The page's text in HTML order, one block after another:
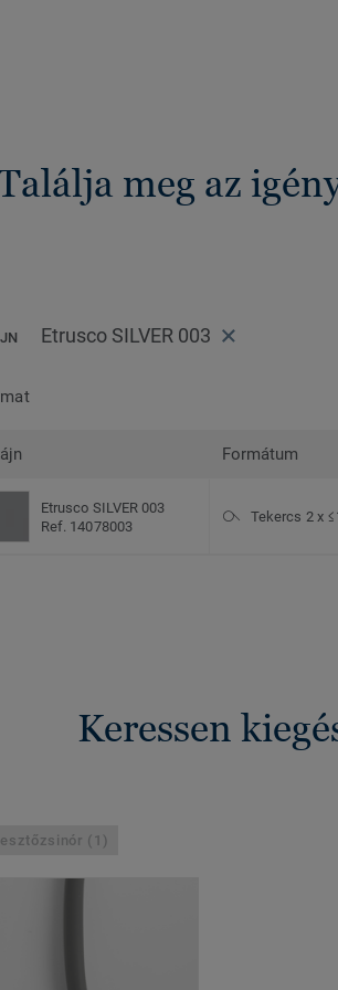
meg az
Etrusco SILVER 003
Formátum
Etrusco SILVER 003
Ref. 14078003
Tekercs 2 x
Keressen
(1)